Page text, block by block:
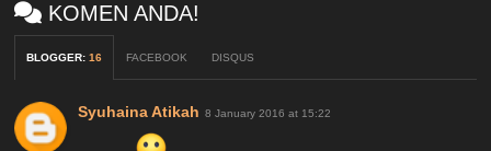
KOMEN ANDA!
BLOGGER:16 FACEBOOK DISQUS
Syuhaina Atikah 8 January 2016 at 15:22